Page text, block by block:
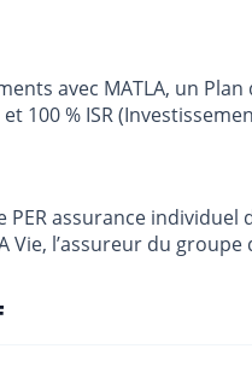
avec MATLA, un
100 % ISR
assurance
l’assureur du